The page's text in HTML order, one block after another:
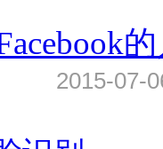
2015-07-